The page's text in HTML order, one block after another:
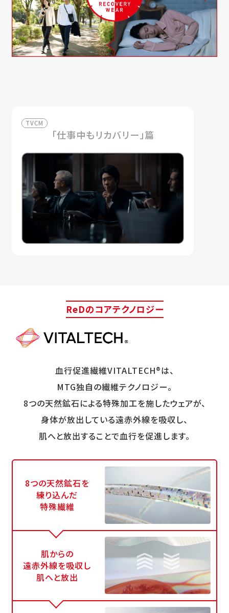
TVCM
「仕事中もリカバリー」篇
ReDのコアテクノロジー
血行促進繊維VITALTECH®は、
MTG独自の繊維テクノロジー。
8つの天然鉱石による特殊加工を施したウェアが、
身体が放出している遠赤外線を吸収し、
肌へと放出することで血行を促進します。
8つの天然鉱石を
練り込んだ
特殊繊維
肌からの
遠赤外線を吸収し
肌へと放出